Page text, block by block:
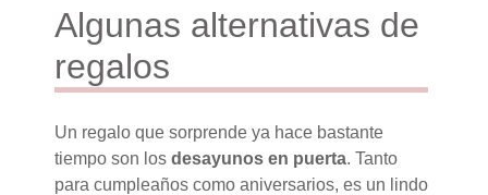
Algunas alternativas de
regalos
Un regalo que sorprende ya hace bastante
tiempo son los desayunos en puerta. Tanto
para cumpleaños como aniversarios, es un lindo